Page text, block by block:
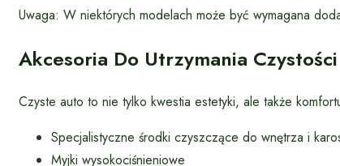
Uwaga: W niektórych modelach może być wymagana
Akcesoria Do Utrzymania Czystości
Czyste auto to nie tylko kwestia estetyki, ale także
Specjalistyczne środki czyszczące do wnętrza i
Myjki wysokociśnieniowe